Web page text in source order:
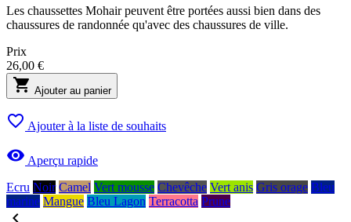
Les chaussettes Mohair peuvent être portées aussi bien dans des
chaussures de randonnée qu'avec des chaussures de ville.
Prix
26,00 €
 Ajouter au panier
 Ajouter à la liste de souhaits
 Aperçu rapide
Ecru Noir Camel Vert mousse Chevêche Vert anis Gris orage Bleu
marine Mangue Bleu Lagon Terracotta Prune